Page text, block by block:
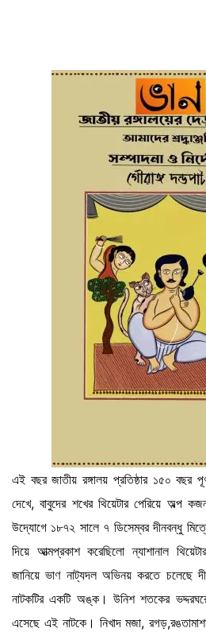
এই বছর জাতীয় রঙ্গালয় প্রতিষ্ঠার ১৫০ বছর
দেখে, বাবুদের শখের থিয়েটার পেরিয়ে অল্প
উদ্যোগে ১৮৭২ সালে ৭ ডিসেম্বর দীনবন্ধু
দিয়ে আত্মপ্রকাশ করেছিলো ন্যাশানাল
জানিয়ে ভাণ নাট্যদল অভিনয় করতে চলেছে
নাটকটির একটি অঙ্ক। উনিশ শতকের
এসেছে এই নাটকে। নিখাদ মজা,